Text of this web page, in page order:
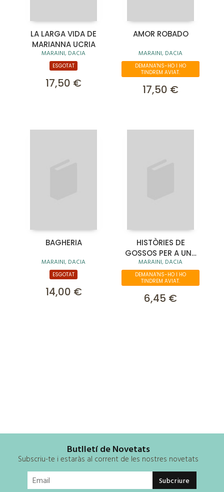
LA LARGA VIDA DE
MARIANNA UCRIA
MARAINI, DACIA
ESGOTAT
17,50 €
AMOR ROBADO
MARAINI, DACIA
DEMANA'NS-HO I HO
TINDREM AVIAT.
17,50 €
BAGHERIA
MARAINI, DACIA
ESGOTAT
14,00 €
HISTÒRIES DE
GOSSOS PER A UNA
NENA
MARAINI, DACIA
DEMANA'NS-HO I HO
TINDREM AVIAT.
6,45 €
Butlletí de Novetats
Subscriu-te i estaràs al corrent de les nostres novetats